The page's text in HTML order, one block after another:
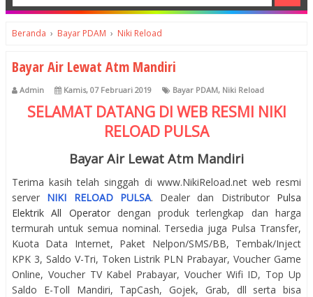
Beranda › Bayar PDAM › Niki Reload
Bayar Air Lewat Atm Mandiri
Admin Kamis, 07 Februari 2019 Bayar PDAM, Niki Reload
SELAMAT DATANG DI WEB RESMI NIKI
RELOAD PULSA
Bayar Air Lewat Atm Mandiri
Terima kasih telah singgah di www.NikiReload.net web resmi
server NIKI RELOAD PULSA. Dealer dan Distributor Pulsa
Elektrik All Operatordengan produk terlengkap dan harga
termurah untuk semua nominal. Tersedia juga Pulsa Transfer,
Kuota Data Internet, Paket Nelpon/SMS/BB, Tembak/Inject
KPK 3, Saldo V-Tri, Token Listrik PLN Prabayar, Voucher Game
Online, Voucher TV Kabel Prabayar, Voucher Wifi ID, Top Up
Saldo E-Toll Mandiri, TapCash, Gojek, Grab, dll serta bisa